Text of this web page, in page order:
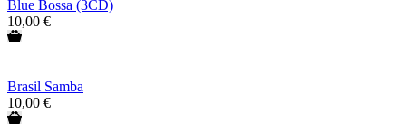
Blue Bossa (3CD)
10,00 €
Brasil Samba
10,00 €